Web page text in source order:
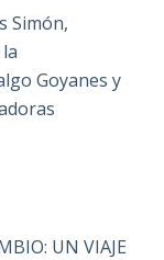
Simón,
Goyanes y
UN VIAJE